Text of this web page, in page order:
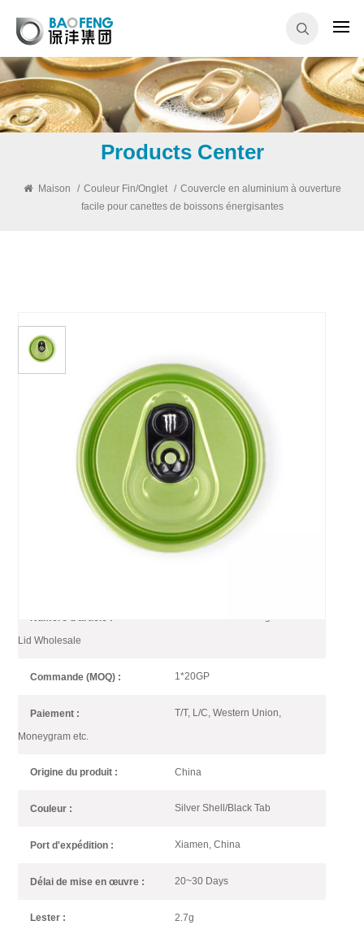
Products Center
Maison / Couleur Fin/Onglet / Couvercle en aluminium à ouverture
facile pour canettes de boissons énergisantes
Couvercle En Aluminium À
Ouverture Facile Pour
Canettes De Boissons
Énergisantes
Couvercle en aluminium à ouverture facile, extrémité verte,
Numéro d'article :
Lid Wholesale
Commande (MOQ) : 1*20GP
Paiement : T/T, L/C, Western Union,
Moneygram etc.
Origine du produit : China
Couleur : Silver Shell/Black Tab
Port d'expédition : Xiamen, China
Délai de mise en œuvre : 20~30 Days
Lester : 2.7g